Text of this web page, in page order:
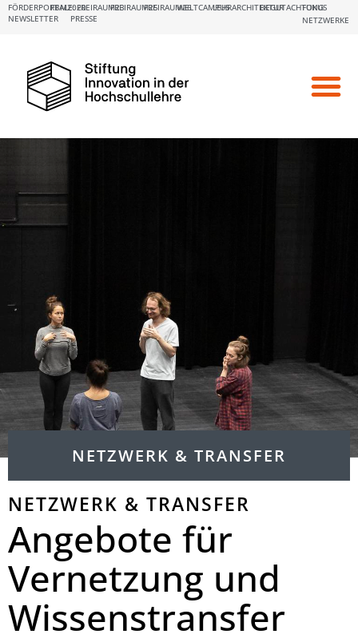
NEWSLETTER PRESSE
FÖRDERPORTALE:
FBM2020FREIRAUM23FREIRAUM25FREIRAUM26WELTCAMPUSLEHRARCHITEKTURBEGUTACHTUNG
FOKUS
NETZWERKE
NETZWERK & TRANSFER
NETZWERK & TRANSFER
Angebote für
Vernetzung und
Wissenstransfer